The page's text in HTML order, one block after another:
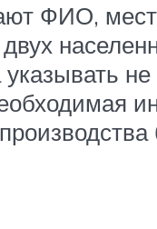
ФИО,
не